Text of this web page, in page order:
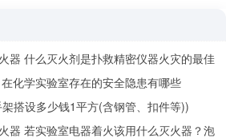
体，应选择比已知体积稍大的量筒，否
或100mL的量筒。⑤精确度≥0.1m L , 量
为0.2ML 1ML 1ML 5ML 5ML 10ML/
确配置一定（物质的量）浓度溶液的仪
视，用前检漏。常用的容量瓶有25ML
器 什么灭火剂是扑救精密仪器火灾的最佳
化学实验室存在的安全隐患有哪些
搭设多少钱1平方(含钢管、扣件等))
器 若实验室电器着火该用什么灭火器？泡